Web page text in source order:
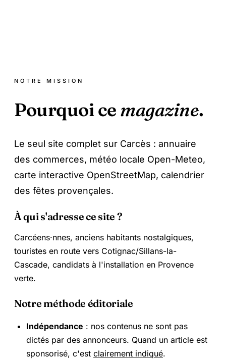
NOTRE MISSION
Pourquoi ce magazine.
Le seul site complet sur Carcès : annuaire
des commerces, météo locale Open-Meteo,
carte interactive OpenStreetMap, calendrier
des fêtes provençales.
À qui s'adresse ce site ?
Carcéens·nnes, anciens habitants nostalgiques,
touristes en route vers Cotignac/Sillans-la-
Cascade, candidats à l'installation en Provence
verte.
Notre méthode éditoriale
Indépendance : nos contenus ne sont pas
dictés par des annonceurs. Quand un article est
sponsorisé, c'est clairement indiqué.